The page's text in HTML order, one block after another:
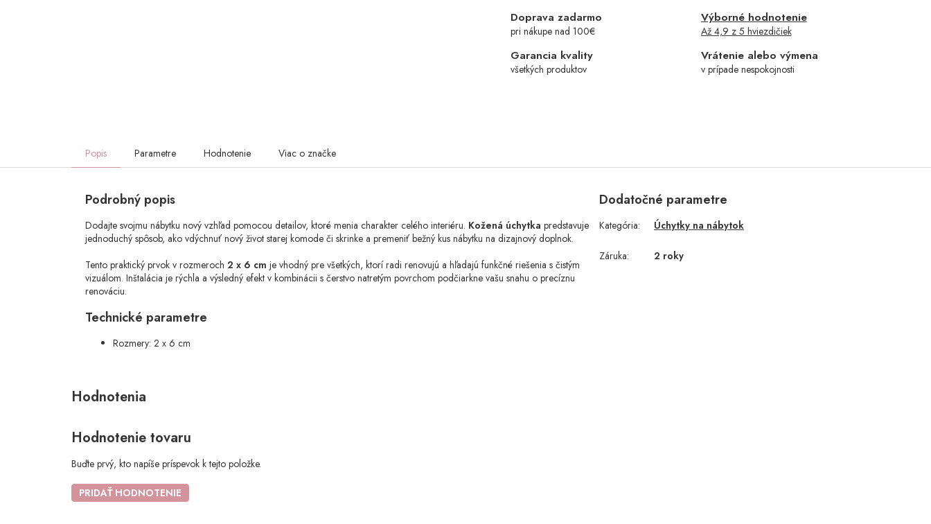
Doprava zadarmo
pri nákupe nad 100€
Výborné hodnotenie
Až 4,9 z 5 hviezdičiek
Garancia kvality
všetkých produktov
Vrátenie alebo výmena
v prípade nespokojnosti
Popis Parametre Hodnotenie Viac o značke
Podrobný popis
Dodajte svojmu nábytku nový vzhľad pomocou detailov, ktoré menia charakter celého interiéru. Kožená úchytka predstavuje
jednoduchý spôsob, ako vdýchnuť nový život starej komode či skrinke a premeniť bežný kus nábytku na dizajnový doplnok.
Tento praktický prvok v rozmeroch 2 x 6 cm je vhodný pre všetkých, ktorí radi renovujú a hľadajú funkčné riešenia s čistým
vizuálom. Inštalácia je rýchla a výsledný efekt v kombinácii s čerstvo natretým povrchom podčiarkne vašu snahu o precíznu
renováciu.
Technické parametre
Rozmery: 2 x 6 cm
Dodatočné parametre
Kategória: Úchytky na nábytok
Záruka: 2 roky
Hodnotenie tovaru
Buďte prvý, kto napíše príspevok k tejto položke.
PRIDAŤ HODNOTENIE